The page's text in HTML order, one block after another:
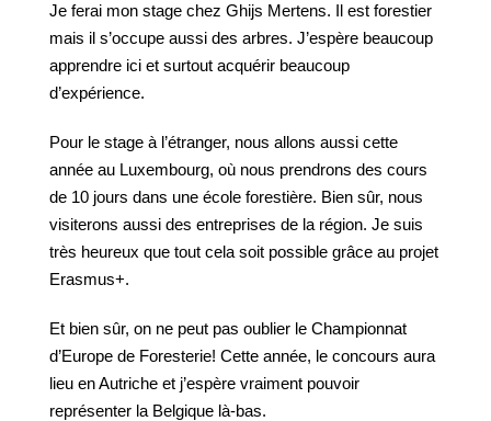
Je ferai mon stage chez Ghijs Mertens. Il est forestier
mais il s’occupe aussi des arbres. J’espère beaucoup
apprendre ici et surtout acquérir beaucoup
d’expérience.
Pour le stage à l’étranger, nous allons aussi cette
année au Luxembourg, où nous prendrons des cours
de 10 jours dans une école forestière. Bien sûr, nous
visiterons aussi des entreprises de la région. Je suis
très heureux que tout cela soit possible grâce au projet
Erasmus+.
Et bien sûr, on ne peut pas oublier le Championnat
d’Europe de Foresterie! Cette année, le concours aura
lieu en Autriche et j’espère vraiment pouvoir
représenter la Belgique là-bas.